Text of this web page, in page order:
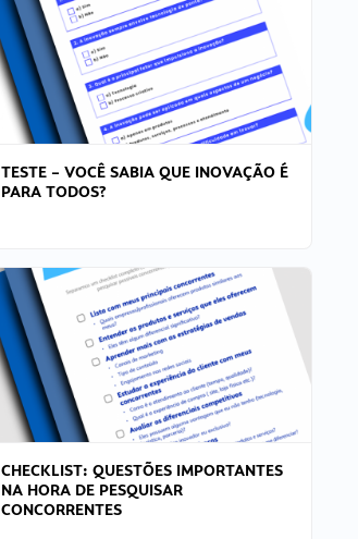
TESTE – VOCÊ SABIA QUE INOVAÇÃO É
PARA TODOS?
CHECKLIST: QUESTÕES IMPORTANTES
NA HORA DE PESQUISAR
CONCORRENTES